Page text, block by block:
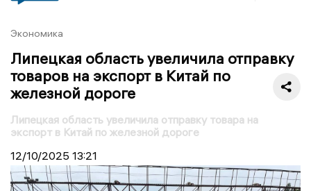
Экономика
Липецкая область увеличила отправку
товаров на экспорт в Китай по
железной дороге
Липецкая область увеличила отправку товара на
экспорт в Китай по железной дороге
12/10/2025 13:21